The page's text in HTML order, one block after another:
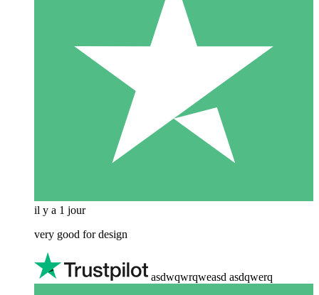
il y a 1 jour
very good for design
asdwqwrqweasd asdqwerq